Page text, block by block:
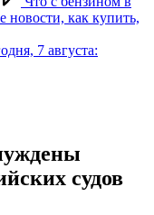
новости, как купить,
7 августа:
судов